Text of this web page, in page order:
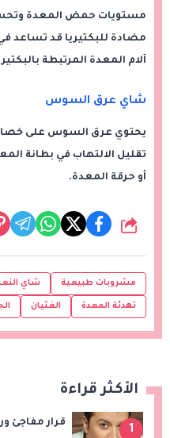
مستويات حمض المعدة
مضادة للبكتيريا قد
آلام المعدة المرتبطة
شاي عرق السوس
يحتوي عرق السوس على
تقليل الالتهاب في بطانة
أو حرقة المعدة.
شارك
مشروبات طبيعية شاي
تهدئة المعدة الغثيان
الأكثر قراءة
1
قرار مفاجئ